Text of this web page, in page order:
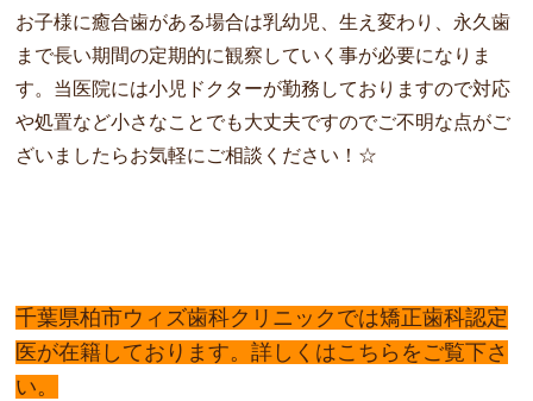
お子様に癒合歯がある場合は乳幼児、生え変わり、永久歯
まで長い期間の定期的に観察していく事が必要になりま
す。当医院には小児ドクターが勤務しておりますので対応
や処置など小さなことでも大丈夫ですのでご不明な点がご
ざいましたらお気軽にご相談ください！☆
千葉県柏市ウィズ歯科クリニックでは矯正歯科認定
医が在籍しております。詳しくはこちらをご覧下さ
い。